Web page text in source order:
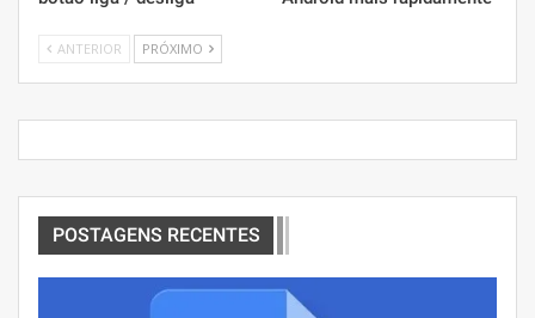
ANTERIOR PRÓXIMO
POSTAGENS RECENTES